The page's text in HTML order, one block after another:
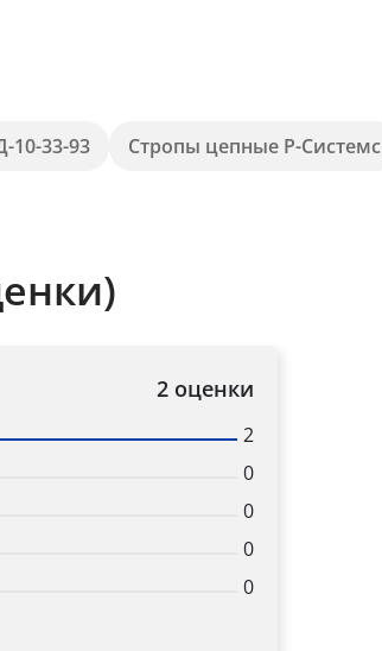
10-33-93 Стропы цепные Р-Системс
2 оценки
2
0
0
0
0